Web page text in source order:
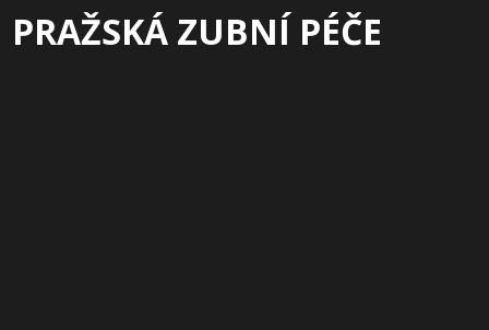
PRAŽSKÁ ZUBNÍ PÉČE